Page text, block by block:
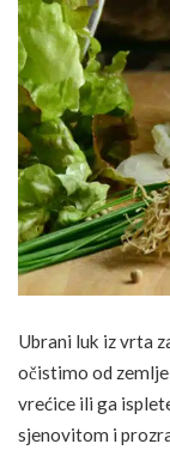
Ubrani luk iz vrta
očistimo od
vrećice ili ga
sjenovitom i